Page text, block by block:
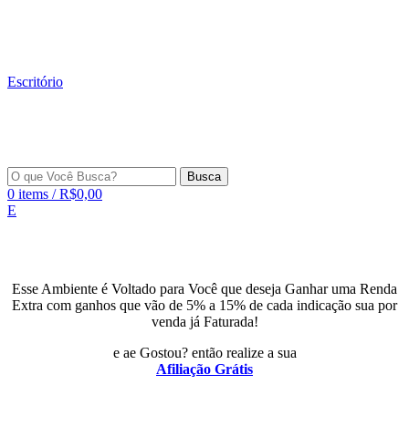
Escritório
Busca
0 items / R$0,00
E
Esse Ambiente é Voltado para Você que deseja Ganhar uma Renda
Extra com ganhos que vão de 5% a 15% de cada indicação sua por
venda já Faturada!
e ae Gostou? então realize a sua
Afiliação Grátis